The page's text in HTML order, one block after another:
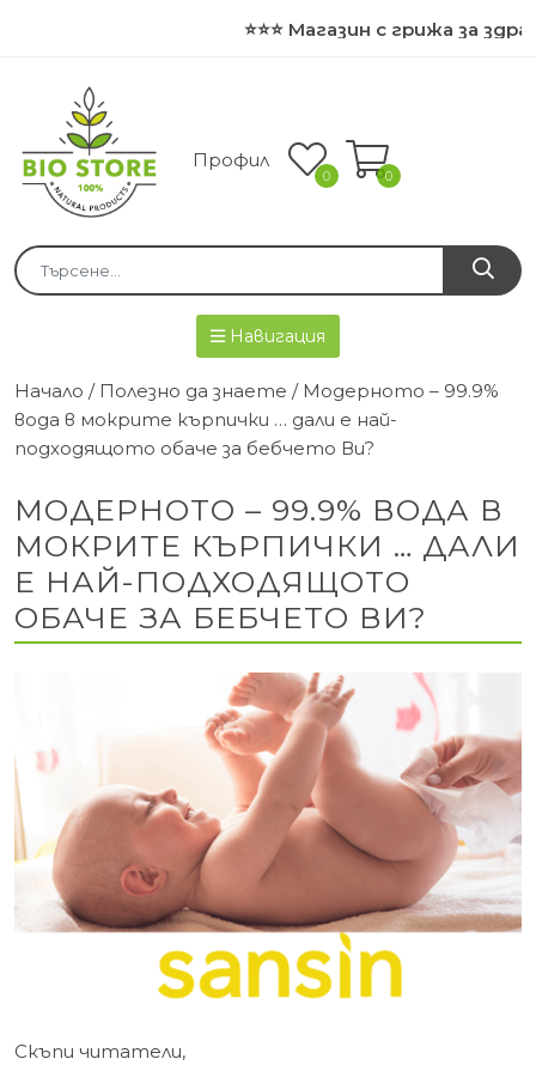
⭐⭐⭐ Магазин с грижа за
Профил
0 0
Навигация
Начало / Полезно да знаете / Модерното – 99.9%
вода в мокрите кърпички … дали е най-
подходящото обаче за бебчето Ви?
МОДЕРНОТО – 99.9% ВОДА В
МОКРИТЕ КЪРПИЧКИ … ДАЛИ
Е НАЙ-ПОДХОДЯЩОТО
ОБАЧЕ ЗА БЕБЧЕТО ВИ?
Скъпи читатели,